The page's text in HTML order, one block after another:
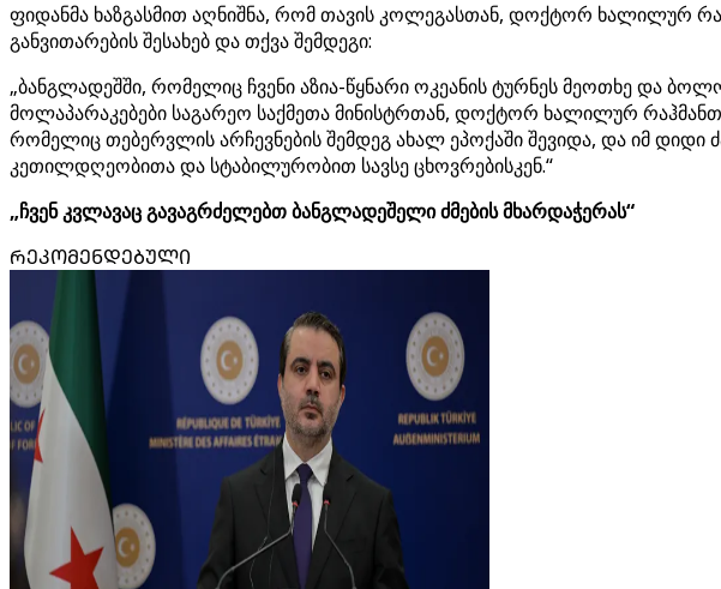
ფიდანმა ხაზგასმით აღნიშნა, რომ თავის კოლეგასთან, დოქტორ ხალილურ
განვითარების შესახებ და თქვა შემდეგი:
„ბანგლადეშში, რომელიც ჩვენი აზია-წყნარი ოკეანის ტურნეს მეოთხე და
მოლაპარაკებები საგარეო საქმეთა მინისტრთან, დოქტორ ხალილურ
რომელიც თებერვლის არჩევნების შემდეგ ახალ ეპოქაში შევიდა, და იმ
კეთილდღეობითა და სტაბილურობით სავსე ცხოვრებისკენ.“
„ჩვენ კვლავაც გავაგრძელებთ ბანგლადეშელი ძმების მხარდაჭერას“
ᲠᲔᲙᲝᲛᲔᲜᲓᲔᲑᲣᲚᲘ